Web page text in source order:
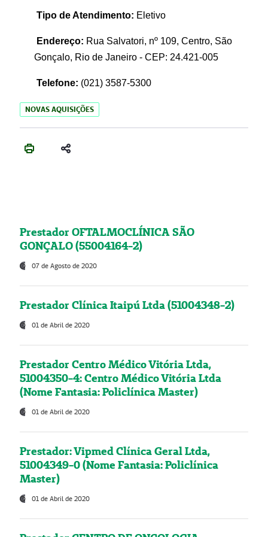
Tipo de Atendimento: Eletivo
Endereço: Rua Salvatori, nº 109, Centro, São
Gonçalo, Rio de Janeiro - CEP: 24.421-005
Telefone: (021) 3587-5300
NOVAS AQUISIÇÕES
Prestador OFTALMOCLÍNICA SÃO
GONÇALO (55004164-2)
07 de Agosto de 2020
Prestador Clínica Itaipú Ltda (51004348-2)
01 de Abril de 2020
Prestador Centro Médico Vitória Ltda,
51004350-4: Centro Médico Vitória Ltda
(Nome Fantasia: Policlínica Master)
01 de Abril de 2020
Prestador: Vipmed Clínica Geral Ltda,
51004349-0 (Nome Fantasia: Policlínica
Master)
01 de Abril de 2020